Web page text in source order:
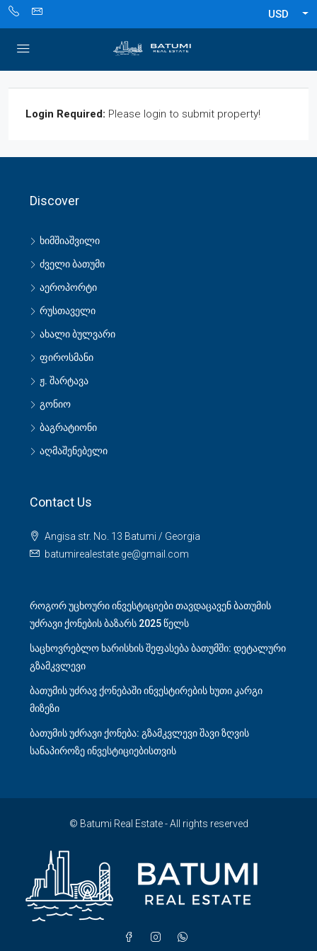
USD
Login Required: Please login to submit property!
Discover
ხიმშიაშვილი
ძველი ბათუმი
აეროპორტი
რუსთაველი
ახალი ბულვარი
ფიროსმანი
ჟ. შარტავა
გონიო
ბაგრატიონი
აღმაშენებელი
Contact Us
Angisa str. No. 13 Batumi / Georgia
batumirealestate.ge@gmail.com
როგორ უცხოური ინვესტიციები თავდაცავენ ბათუმის
უძრავი ქონების ბაზარს 2025 წელს
საცხოვრებლო ხარისხის შეფასება ბათუმში: დეტალური
გზამკვლევი
ბათუმის უძრავ ქონებაში ინვესტირების ხუთი კარგი
მიზეზი
ბათუმის უძრავი ქონება: გზამკვლევი შავი ზღვის
სანაპიროზე ინვესტიციებისთვის
© Batumi Real Estate - All rights reserved